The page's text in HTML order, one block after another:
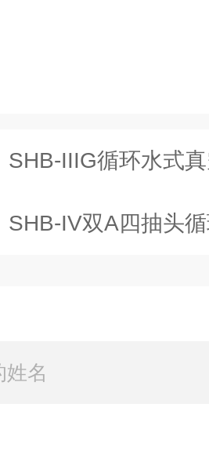
SHB-IIIG循环水式
SHB-IV双A四抽头